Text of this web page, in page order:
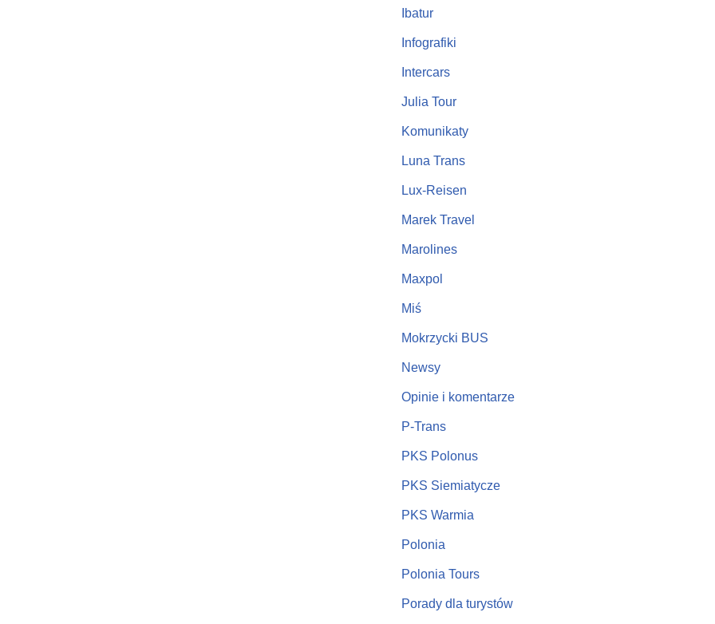
Ibatur
Infografiki
Intercars
Julia Tour
Komunikaty
Luna Trans
Lux-Reisen
Marek Travel
Marolines
Maxpol
Miś
Mokrzycki BUS
Newsy
Opinie i komentarze
P-Trans
PKS Polonus
PKS Siemiatycze
PKS Warmia
Polonia
Polonia Tours
Porady dla turystów